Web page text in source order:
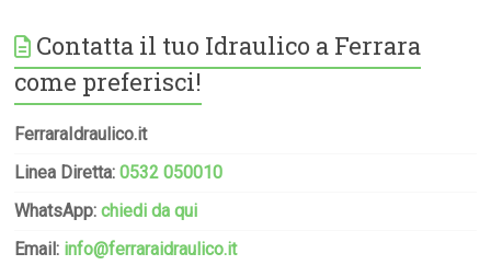
Contatta il tuo Idraulico a Ferrara
come preferisci!
FerraraIdraulico.it
Linea Diretta:0532 050010
WhatsApp:chiedi da qui
Email: info@ferraraidraulico.it